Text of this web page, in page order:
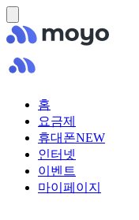
홈
요금제
휴대폰NEW
인터넷
이벤트
마이페이지